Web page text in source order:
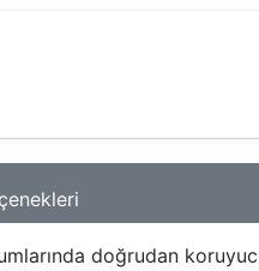
doğrudan koruyucu